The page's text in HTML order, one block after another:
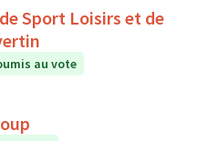
Sport Loisirs et de
au vote